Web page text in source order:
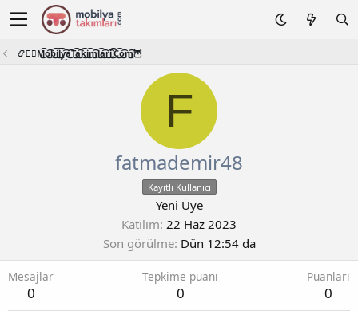
📿🧙‍♂️M͜͡o͜͡b͜͡i͜͡l͜͡y͜͡a͜͡T͜͡a͜͡k͜͡i͜͡m͜͡l͜͡a͜͡r͜͡i͜͡.͜͡C͜͡o͜͡m͜͡🦉
F
fatmademir48
Kayıtlı Kullanıcı
Yeni Üye
Katılım 22 Haz 2023
Son görülme Dün 12:54 da
Mesajlar
0
Tepkime puanı
0
Puanları
0